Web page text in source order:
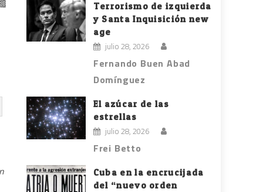
Terrorismo de izquierda
y Santa Inquisición new
age
julio 28, 2026
Fernando Buen Abad
Domínguez
El azúcar de las
estrellas
julio 28, 2026
Frei Betto
Cuba en la encrucijada
del “nuevo orden